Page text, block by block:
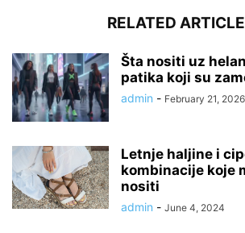
RELATED
Šta nositi uz
patika koji su
admin - February 21, 2026
Letnje haljine i
kombinacije koje
nositi
admin - June 4, 2024